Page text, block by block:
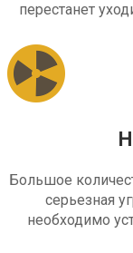
перестанет
Большое
серьезная
необходимо